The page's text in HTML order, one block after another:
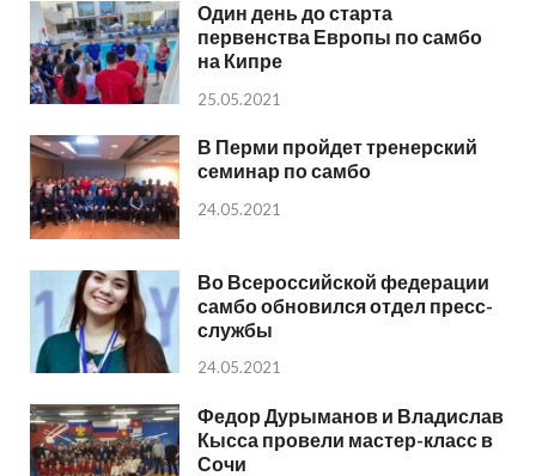
Один день до старта
первенства Европы по самбо
на Кипре
25.05.2021
В Перми пройдет тренерский
семинар по самбо
24.05.2021
Во Всероссийской федерации
самбо обновился отдел пресс-
службы
24.05.2021
Федор Дурыманов и Владислав
Кысса провели мастер-класс в
Сочи